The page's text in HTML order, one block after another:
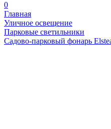
0
Главная
Уличное освещение
Парковые светильники
Садово-парковый фонарь